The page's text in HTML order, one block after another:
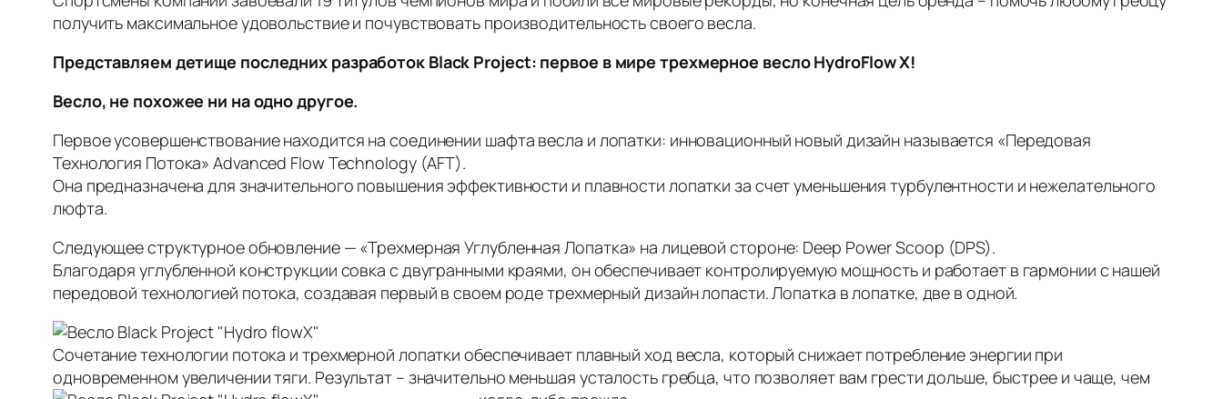
получить максимальное удовольствие и почувствовать производительность своего весла.
Представляем детище последних разработок Black Project: первое в мире трехмерное весло HydroFlow X!
Весло, не похожее ни на одно другое.
Первое усовершенствование находится на соединении шафта весла и лопатки: инновационный новый дизайн называется «Передовая
Технология Потока» Advanced Flow Technology (AFT).
Она предназначена для значительного повышения эффективности и плавности лопатки за счет уменьшения турбулентности и нежелательного
люфта.
Cледующее структурное обновление — «Трехмерная Углубленная Лопатка» на лицевой стороне: Deep Power Scoop (DPS).
Благодаря углубленной конструкции совка с двугранными краями, он обеспечивает контролируемую мощность и работает в гармонии с нашей
передовой технологией потока, создавая первый в своем роде трехмерный дизайн лопасти. Лопатка в лопатке, две в одной.
Сочетание технологии потока и трехмерной лопатки обеспечивает плавный ход весла, который снижает потребление энергии при
одновременном увеличении тяги. Результат – значительно меньшая усталость гребца, что позволяет вам грести дольше, быстрее и чаще, чем